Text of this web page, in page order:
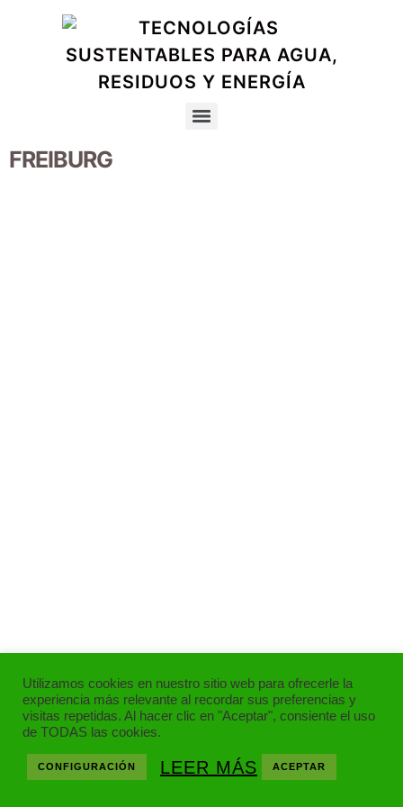
FREIBURG
Utilizamos cookies en nuestro sitio web para ofrecerle la
experiencia más relevante al recordar sus preferencias y
visitas repetidas. Al hacer clic en "Aceptar", consiente el uso
de TODAS las cookies.
CONFIGURACIÓN LEER MÁS ACEPTAR